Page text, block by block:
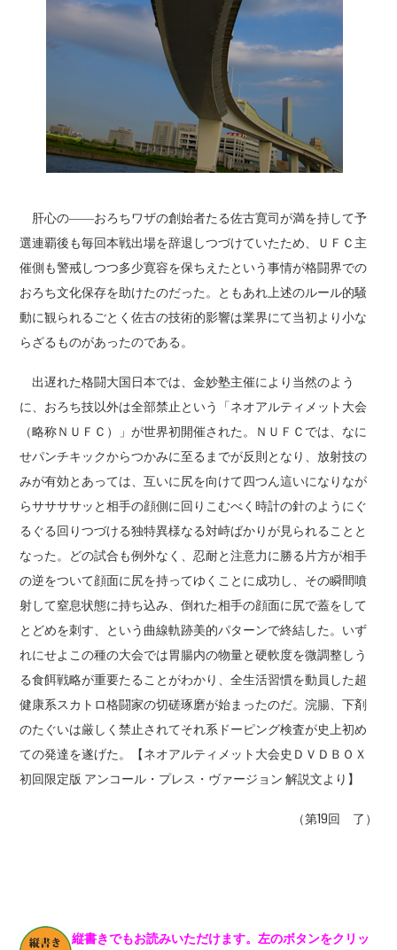
肝心の――おろちワザの創始者たる佐古寛司が満を持して予
選連覇後も毎回本戦出場を辞退しつづけていたため、ＵＦＣ主
催側も警戒しつつ多少寛容を保ちえたという事情が格闘界での
おろち文化保存を助けたのだった。ともあれ上述のルール的騒
動に観られるごとく佐古の技術的影響は業界にて当初より小な
らざるものがあったのである。
出遅れた格闘大国日本では、金妙塾主催により当然のよう
に、おろち技以外は全部禁止という「ネオアルティメット大会
（略称ＮＵＦＣ）」が世界初開催された。ＮＵＦＣでは、なに
せパンチキックからつかみに至るまでが反則となり、放射技の
みが有効とあっては、互いに尻を向けて四つん這いになりなが
らササササッと相手の顔側に回りこむべく時計の針のようにぐ
るぐる回りつづける独特異様なる対峙ばかりが見られることと
なった。どの試合も例外なく、忍耐と注意力に勝る片方が相手
の逆をついて顔面に尻を持ってゆくことに成功し、その瞬間噴
射して窒息状態に持ち込み、倒れた相手の顔面に尻で蓋をして
とどめを刺す、という曲線軌跡美的パターンで終結した。いず
れにせよこの種の大会では胃腸内の物量と硬軟度を微調整しう
る食餌戦略が重要たることがわかり、全生活習慣を動員した超
健康系スカトロ格闘家の切磋琢磨が始まったのだ。浣腸、下剤
のたぐいは厳しく禁止されてそれ系ドーピング検査が史上初め
ての発達を遂げた。【ネオアルティメット大会史ＤＶＤＢＯＸ
初回限定版 アンコール・プレス・ヴァージョン 解説文より】
（第19回 了）
縦書きでもお読みいただけます。左のボタンをクリッ